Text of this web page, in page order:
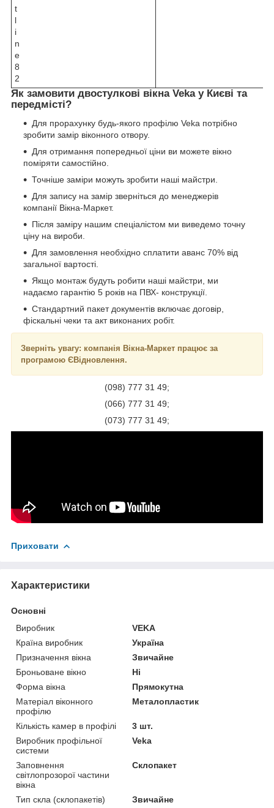
t
l
i
n
e
8
2
Як замовити двостулкові вікна Veka у Києві та
передмісті?
Для прорахунку будь-якого профілю Veka потрібно
зробити замір віконного отвору.
Для отримання попередньої ціни ви можете вікно
поміряти самостійно.
Точніше заміри можуть зробити наші майстри.
Для запису на замір зверніться до менеджерів
компанії Вікна-Маркет.
Після заміру нашим спеціалістом ми виведемо точну
ціну на вироби.
Для замовлення необхідно сплатити аванс 70% від
загальної вартості.
Якщо монтаж будуть робити наші майстри, ми
надаємо гарантію 5 років на ПВХ- конструкції.
Стандартний пакет документів включає договір,
фіскальні чеки та акт виконаних робіт.
Зверніть увагу: компанія Вікна-Маркет працює за
програмою ЄВідновлення.
(098) 777 31 49;
(066) 777 31 49;
(073) 777 31 49;
Приховати
Характеристики
Основні
Виробник
VEKA
Країна виробник
Україна
Призначення вікна
Звичайне
Броньоване вікно
Ні
Форма вікна
Прямокутна
Матеріал віконного
профілю
Металопластик
Кількість камер в профілі
3 шт.
Виробник профільної
системи
Veka
Заповнення
світлопрозорої частини
вікна
Склопакет
Тип скла (склопакетів)
Звичайне